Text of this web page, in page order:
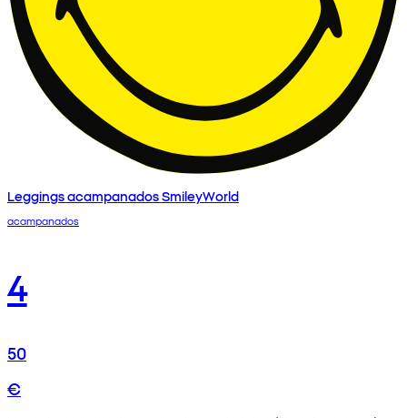
Leggings acampanados SmileyWorld
acampanados
4
50
€